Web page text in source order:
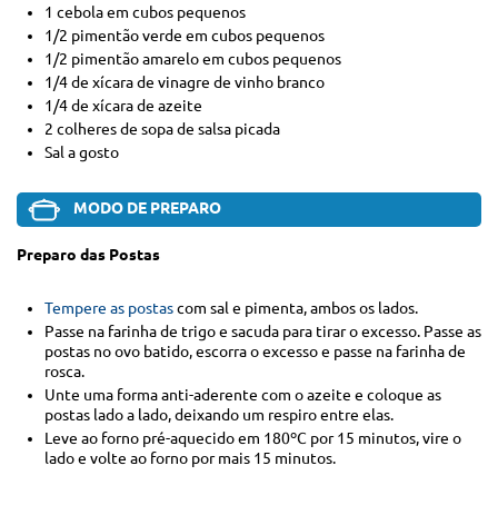
1 cebola em cubos pequenos
1/2 pimentão verde em cubos pequenos
1/2 pimentão amarelo em cubos pequenos
1/4 de xícara de vinagre de vinho branco
1/4 de xícara de azeite
2 colheres de sopa de salsa picada
Sal a gosto
MODO DE PREPARO
Preparo das Postas
Tempere as postascom sal e pimenta, ambos os lados.
Passe na farinha de trigo e sacuda para tirar o excesso. Passe as
postas no ovo batido, escorra o excesso e passe na farinha de
rosca.
Unte uma forma anti-aderente com o azeite e coloque as
postas lado a lado, deixando um respiro entre elas.
Leve ao forno pré-aquecido em 180ºC por 15 minutos, vire o
lado e volte ao forno por mais 15 minutos.